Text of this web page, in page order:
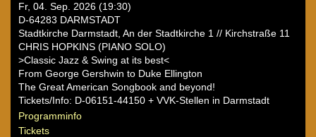
Fr, 04. Sep. 2026 (19:30)
D-64283 DARMSTADT
Stadtkirche Darmstadt, An der Stadtkirche 1 // Kirchstraße 11
CHRIS HOPKINS (PIANO SOLO)
>Classic Jazz & Swing at its best<
From George Gershwin to Duke Ellington
The Great American Songbook and beyond!
Tickets/Info: D-06151-44150 + VVK-Stellen in Darmstadt
Programminfo
Tickets